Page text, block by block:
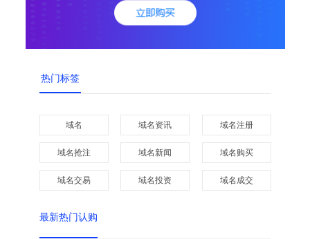
热门标签
域名 域名资讯 域名注册
域名抢注 域名新闻 域名购买
域名交易 域名投资 域名成交
最新热门认购